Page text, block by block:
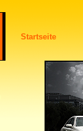
Startseite